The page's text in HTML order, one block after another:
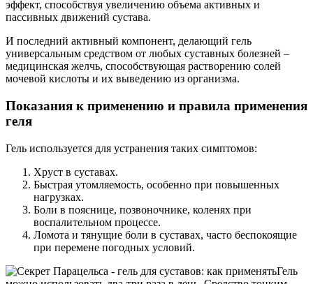
эффект, способствуя увеличению объема активных и
пассивных движений сустава.
И последний активный компонент, делающий гель
универсальным средством от любых суставных болезней –
медицинская желчь, способствующая растворению солей
мочевой кислоты и их выведению из организма.
Показания к применению и правила применения
геля
Гель используется для устранения таких симптомов:
Хруст в суставах.
Быстрая утомляемость, особенно при повышенных
нагрузках.
Боли в пояснице, позвоночнике, коленях при
воспалительном процессе.
Ломота и тянущие боли в суставах, часто беспокоящие
при перемене погодных условий.
Гель